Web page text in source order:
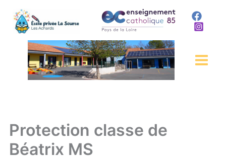
contenu
Protection classe de
Béatrix MS